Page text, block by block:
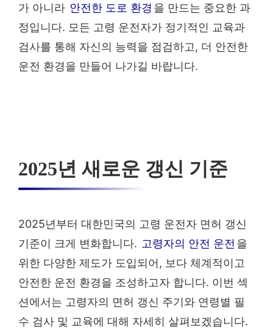
가 아니라 안전한 도로 환경 을 만드는 중요한 과
정입니다. 모든 고령 운전자가 정기적인 교육과
검사를 통해 자신의 능력을 점검하고, 더 안전한
운전 환경을 만들어 나가길 바랍니다.
2025년 새로운 갱신 기준
2025년부터 대한민국의 고령 운전자 면허 갱신
기준이 크게 변화합니다. 고령자의 안전 운전 을
위한 다양한 제도가 도입되어, 보다 체계적이고
안전한 운전 환경을 조성하고자 합니다. 이번 섹
션에서는 고령자의 면허 갱신 주기와 연령별 필
수 검사 및 교육에 대해 자세히 살펴보겠습니다.